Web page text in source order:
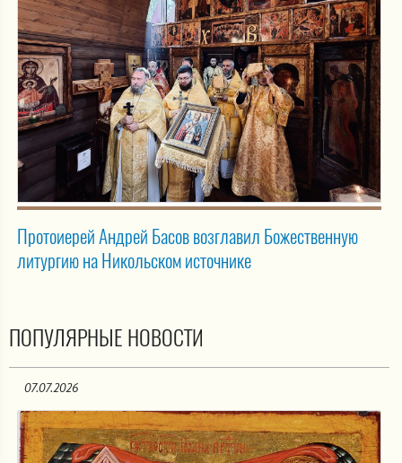
Протоиерей Андрей Басов возглавил Божественную
литургию на Никольском источнике
ПОПУЛЯРНЫЕ НОВОСТИ
07.07.2026